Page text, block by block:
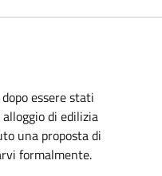
essere stati
di edilizia
una proposta di
formalmente.